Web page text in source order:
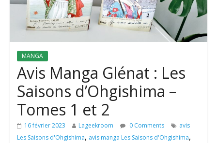
MANGA
Avis Manga Glénat : Les
Saisons d’Ohgishima –
Tomes 1 et 2
16 février 2023 Lageekroom 0 Comments
avis
Les Saisons d'Ohgishima, avis manga Les Saisons d'Ohgishima,